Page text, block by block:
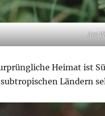
Am
Heimat ist
Ländern